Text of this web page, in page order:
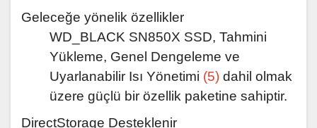
Geleceğe yönelik özellikler
WD_BLACK SN850X SSD, Tahmini
Yükleme, Genel Dengeleme ve
Uyarlanabilir Isı Yönetimi (5) dahil olmak
üzere güçlü bir özellik paketine sahiptir.
DirectStorage Desteklenir